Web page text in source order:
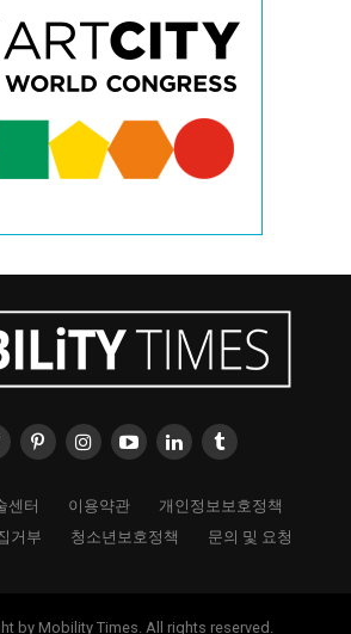
센터 이용약관
개인정보보호정책
거부
청소년보호정책 문의 및 요청
by Mobility Times. All rights reserved.